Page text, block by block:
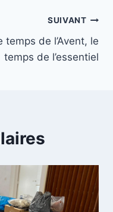
SUIVANT
temps de l’Avent, le
temps de l’essentiel